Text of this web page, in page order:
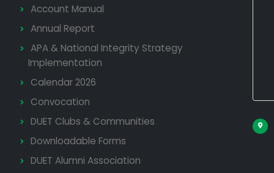
Account Manual
Annual Report
APA & National Integrity Strategy
Implementation
Calendar 2026
Convocation
DUET Clubs & Communities
Downloadable Forms
DUET Alumni Association